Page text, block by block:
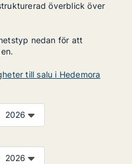
överblick över
nedan för att
till salu i Hedemora